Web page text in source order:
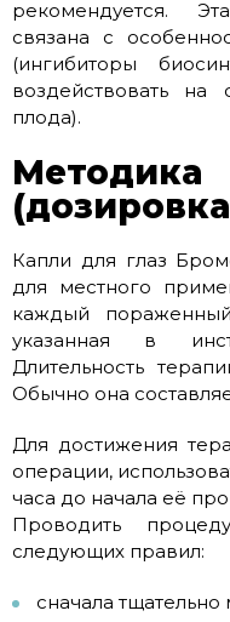
рекомендуется.
связана с
(ингибиторы
воздействовать на
плода).
Капли для глаз
для местного
каждый
указанная в
Длительность
Обычно она
Для достижения
операции,
часа до начала её
Проводить
следующих правил:
сначала